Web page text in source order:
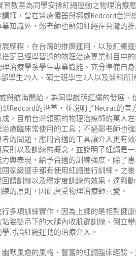
習教室為同學安排紅繩運動之物理治療
師，曾在醫療儀器與挪威Redcord台灣
知識外，鄭老師也熟知紅繩在台灣的推
歷程、在台灣的推廣運用、以及紅繩
配已經學習過的物理治療專業科目中
治療學系學生專業職能、充分準備自
學生29人、碩士班學生2人以及醫科所
與航海開始，為同學說明紅繩的發展
Redcord的沿革，並說明了Neurac的
，目前台灣領照的物理治療師約萬人
療臨床常使用的工具；不過鄭老師也
的問題，應用合適的工具讓介入更有
則以及訓練的概念，並說明了紅繩是
與表現，給予合適的訓練強度。除了
國家級選手都有使用紅繩進行訓練。之
饋訓練以及穩定度訓練的效果，達到
的原則，因此廣受物理治療師喜愛。
多項訓練實作，因為上課的是相對健
姿懸吊下的大腿內收肌群訓練、倒立
討論紅繩運動的治療介入。
默風趣的風格、豐富的紅繩臨床經驗